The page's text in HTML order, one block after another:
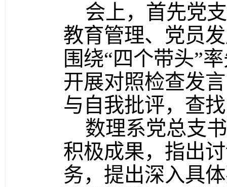
会上，首先党
教育管理、党员
围绕“四个带头”
开展对照检查发
与自我批评，查
数理系党总支
积极成果，指出
务，提出深入具